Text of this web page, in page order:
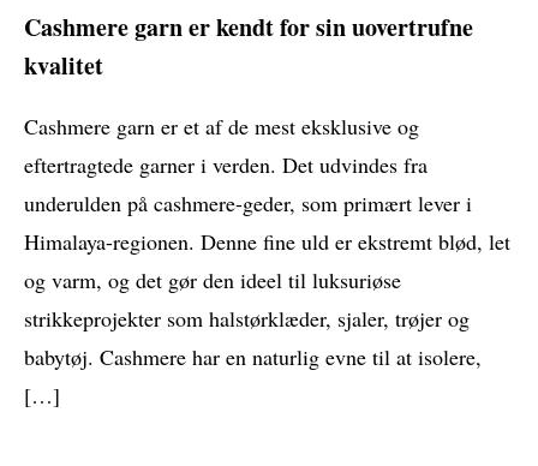
Cashmere garn er kendt for sin uovertrufne
kvalitet
Cashmere garn er et af de mest eksklusive og
eftertragtede garner i verden. Det udvindes fra
underulden på cashmere-geder, som primært lever i
Himalaya-regionen. Denne fine uld er ekstremt blød, let
og varm, og det gør den ideel til luksuriøse
strikkeprojekter som halstørklæder, sjaler, trøjer og
babytøj. Cashmere har en naturlig evne til at isolere,
[…]